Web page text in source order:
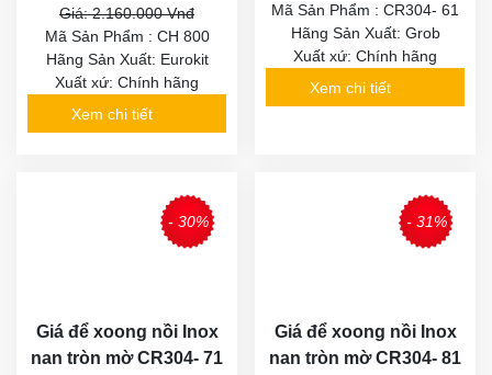
Giá: 2.160.000 Vnđ
Mã Sản Phẩm : CH 800
Hãng Sản Xuất: Eurokit
Xuất xứ: Chính hãng
Xem chi tiết
Mã Sản Phẩm : CR304- 61
Hãng Sản Xuất: Grob
Xuất xứ: Chính hãng
Xem chi tiết
- 30%
Giá để xoong nồi Inox
nan tròn mờ CR304- 71
- 31%
Giá để xoong nồi Inox
nan tròn mờ CR304- 81